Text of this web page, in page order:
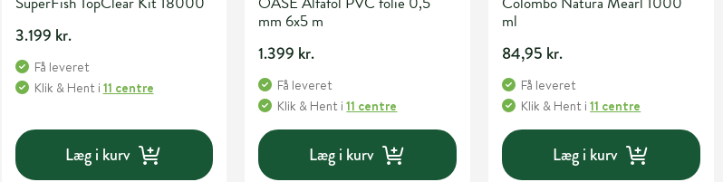
3.199 kr.
Få leveret
Klik & Hent i 11 centre
Læg i kurv
mm 6x5 m
1.399 kr.
Få leveret
Klik & Hent i11 centre
Læg i kurv
ml
84,95 kr.
Få leveret
Klik & Hent i11 centre
Læg i kurv